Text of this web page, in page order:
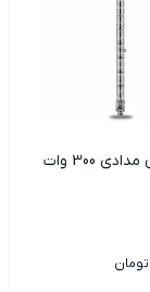
لامپ هالوژن مدادی 300 وات
تومان